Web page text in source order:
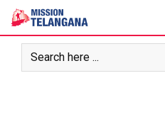
Skip
content